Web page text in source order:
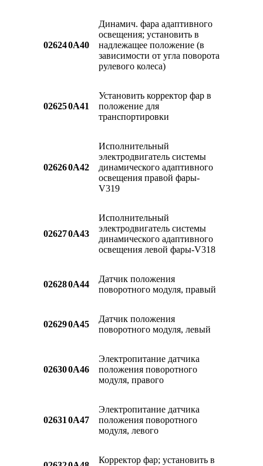
026240A40
Динамич. фара адаптивного
освещения; установить в
надлежащее положение (в
зависимости от угла поворота
рулевого колеса)
026250A41
Установить корректор фар в
положение для
транспортировки
026260A42
Исполнительный
электродвигатель системы
динамического адаптивного
освещения правой фары-
V319
026270A43
Исполнительный
электродвигатель системы
динамического адаптивного
освещения левой фары-V318
026280A44
Датчик положения
поворотного модуля, правый
026290A45
Датчик положения
поворотного модуля, левый
026300A46
Электропитание датчика
положения поворотного
модуля, правого
02631 0A47
Электропитание датчика
положения поворотного
модуля, левого
Корректор фар; установить в